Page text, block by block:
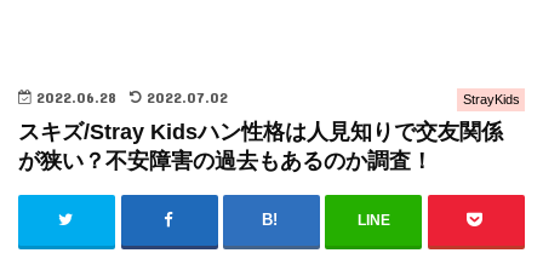
StrayKids
2022.06.28 2022.07.02
スキズ/Stray Kidsハン性格は人見知りで交友関係
が狭い？不安障害の過去もあるのか調査！
LINE